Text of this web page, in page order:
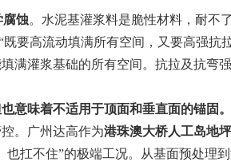
腐蚀。水泥基灌浆料是脆性材料，耐不
既要高流动填满所有空间，又要高强
满灌浆基础的所有空间。抗拉及抗弯
意味着不适用于顶面和垂直面的锚固
。广州达高作为港珠澳大桥人工岛地
扛不住”的极端工况。从基面预处理